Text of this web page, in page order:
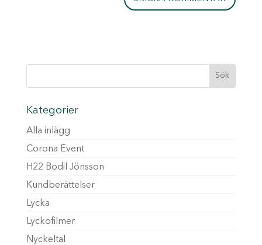
Kategorier
Alla inlägg
Corona Event
H22 Bodil Jönsson
Kundberättelser
Lycka
Lyckofilmer
Nyckeltal